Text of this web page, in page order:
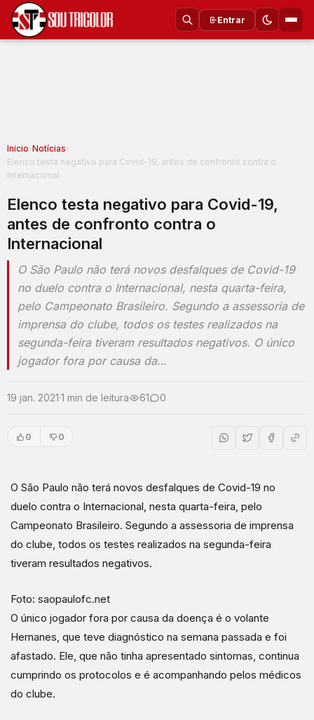
Entrar
Inicio›Notícias›
Elenco testa negativo para Covid-19, antes de confronto contra o
Internacional
Elenco testa negativo para Covid-19,
antes de confronto contra o
Internacional
O São Paulo não terá novos desfalques de Covid-19
no duelo contra o Internacional, nesta quarta-feira,
pelo Campeonato Brasileiro. Segundo a assessoria de
imprensa do clube, todos os testes realizados na
segunda-feira tiveram resultados negativos. O único
jogador fora por causa da…
19 jan. 2021·1 min de leitura 61 0
0 0
O São Paulo não terá novos desfalques de Covid-19 no
duelo contra o Internacional, nesta quarta-feira, pelo
Campeonato Brasileiro. Segundo a assessoria de imprensa
do clube, todos os testes realizados na segunda-feira
tiveram resultados negativos.
Foto: saopaulofc.net
O único jogador fora por causa da doença é o volante
Hernanes, que teve diagnóstico na semana passada e foi
afastado. Ele, que não tinha apresentado sintomas, continua
cumprindo os protocolos e é acompanhando pelos médicos
do clube.